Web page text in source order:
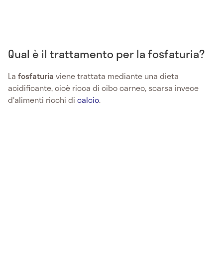
Qual è il trattamento per la fosfaturia?
La fosfaturia viene trattata mediante una dieta
acidificante, cioè ricca di cibo carneo, scarsa invece
d'alimenti ricchi di calcio.